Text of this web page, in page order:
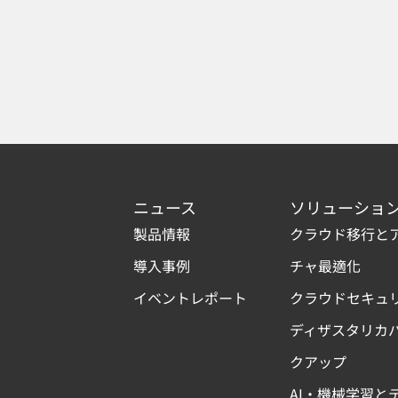
ニュース
製品情報
導入事例
イベントレポート
ソリューショ
クラウド移行と
チャ最適化
クラウドセキュ
ディザスタリカ
クアップ
AI・機械学習と